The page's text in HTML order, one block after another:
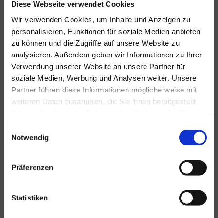
Diese Webseite verwendet Cookies
Wir verwenden Cookies, um Inhalte und Anzeigen zu
personalisieren, Funktionen für soziale Medien anbieten
zu können und die Zugriffe auf unsere Website zu
analysieren. Außerdem geben wir Informationen zu Ihrer
Verwendung unserer Website an unsere Partner für
soziale Medien, Werbung und Analysen weiter. Unsere
Partner führen diese Informationen möglicherweise mit
weiteren Daten zusammen, die Sie ihnen bereitgestellt
Notwendig
Präferenzen
Statistiken
Für alle Ihre Veranstaltungen
und Feste
Hansen Events ist Ihr Partner für
Veranstaltungen von groß bis klein.
Lesen Sie mehr